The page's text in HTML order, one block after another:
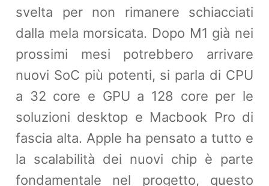
svelta per non rimanere schiacciati
dalla mela morsicata. Dopo M1 già nei
prossimi mesi potrebbero arrivare
nuovi SoC più potenti, si parla di CPU
a 32 core e GPU a 128 core per le
soluzioni desktop e Macbook Pro di
fascia alta. Apple ha pensato a tutto e
la scalabilità dei nuovi chip è parte
fondamentale nel progetto, questo